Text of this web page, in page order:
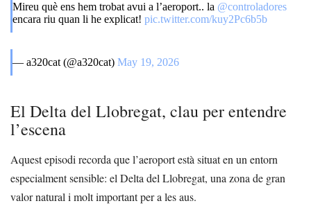
Mireu què ens hem trobat avui a l’aeroport.. la @controladores
encara riu quan li he explicat! pic.twitter.com/kuy2Pc6b5b
— a320cat (@a320cat) May 19, 2026
El Delta del Llobregat, clau per entendre
l’escena
Aquest episodi recorda que l’aeroport està situat en un entorn
especialment sensible: el Delta del Llobregat, una zona de gran
valor natural i molt important per a les aus.